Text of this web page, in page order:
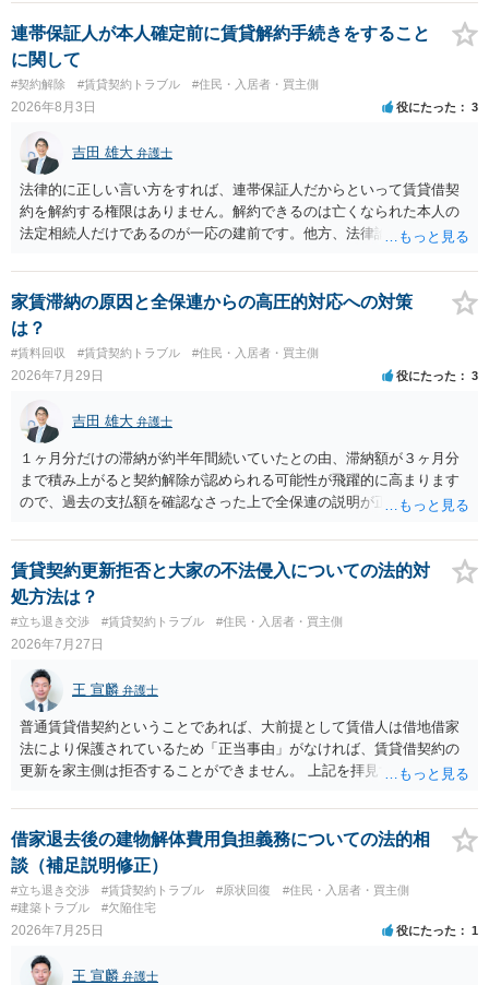
連帯保証人が本人確定前に賃貸解約手続きをすること
に関して
#契約解除 #賃貸契約トラブル #住民・入居者・買主側
2026年8月3日 役にたった 3
吉田 雄大 弁護士
法律的に正しい言い方をすれば、連帯保証人だからといって賃貸借契
約を解約する権限はありません。解約できるのは亡くなられた本人の
法定相続人だけであるのが一応の建前です。他方、法律論はさてお
する動機づけがなくなります。 今回進められつつある手続はあくまで
も、建物を賃貸人に一日も早く明け渡すための便宜的方法として理解
するのが良いと思います。またその方法で進めた方が、連帯保証人で
あるお知り合いさんにとっても、自身の経済的負担を最小限に食い止
められるため望ましいやり方だといえます。
家賃滞納の原因と全保連からの高圧的対応への対策
は？
#賃料回収 #賃貸契約トラブル #住民・入居者・買主側
2026年7月29日 役にたった 3
吉田 雄大 弁護士
１ヶ月分だけの滞納が約半年間続いていたとの由、滞納額が３ヶ月分
まで積み上がると契約解除が認められる可能性が飛躍的に高まります
ので、過去の支払額を確認なさった上で全保連の説明が正しければ、
た理由は気になるところですが、中身のある返答は期待できないと思
います。
賃貸契約更新拒否と大家の不法侵入についての法的対
処方法は？
#立ち退き交渉 #賃貸契約トラブル #住民・入居者・買主側
2026年7月27日
王 宣麟 弁護士
普通賃貸借契約ということであれば、大前提として賃借人は借地借家
法により保護されているため「正当事由」がなければ、賃貸借契約の
更新を家主側は拒否することができません。 上記を拝見する限り、通
定期確認させてもらないこと」が直ちに正当事由に当たるとは思えま
せんので、更新拒絶を拒否される方向性でよろしいかと存じます。 そ
の交渉の中で、一定の金銭をもらえれば退去には応じる旨交渉をして
みるのはいかがでしょうか。 過去に賃借人の許可なく無断で賃貸人が
入室する行為自体は不法行為となり、また刑事的にも住居侵入罪が成
立する可能性がありますので、これを理由に一定の金銭賠償を求める
借家退去後の建物解体費用負担義務についての法的相
談（補足説明修正）
#立ち退き交渉 #賃貸契約トラブル #原状回復
#住民・入居者・買主側
#建築トラブル
#欠陥住宅
2026年7月25日 役にたった 1
王 宣麟 弁護士